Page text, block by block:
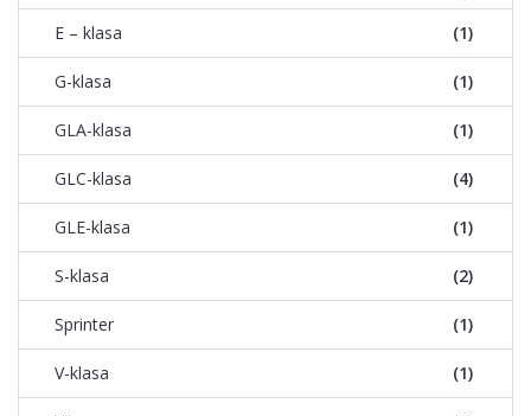
E – klasa (1)
G-klasa (1)
GLA-klasa (1)
GLC-klasa (4)
GLE-klasa (1)
S-klasa (2)
Sprinter (1)
V-klasa (1)